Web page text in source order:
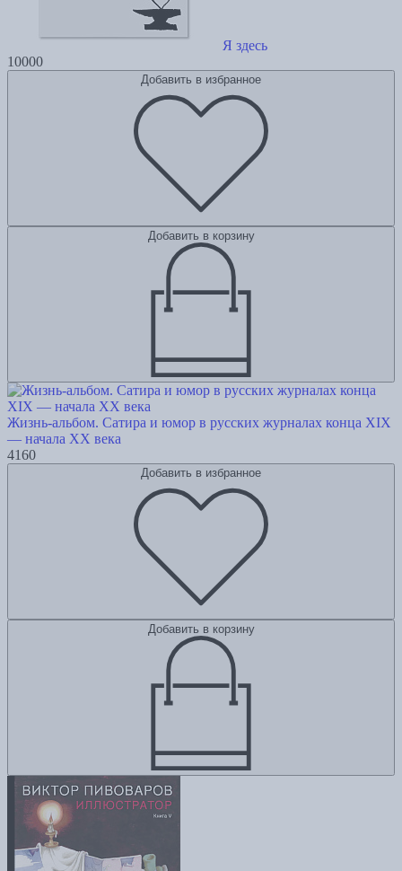
Я здесь
10000
Добавить в избранное
Добавить в корзину
Жизнь-альбом. Сатира и юмор в русских журналах конца XIX
— начала XX века
4160
Добавить в избранное
Добавить в корзину